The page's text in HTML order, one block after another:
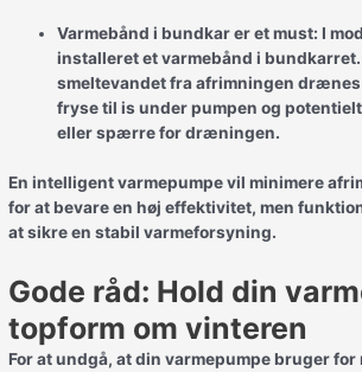
Varmebånd i bundkar er et must: I
installeret et varmebånd i
smeltevandet fra afrimningen
fryse til is under pumpen og
eller spærre for dræningen.
En intelligent varmepumpe vil minimere
for at bevare en høj effektivitet, men
at sikre en stabil varmeforsyning.
Gode råd: Hold din
topform om vinteren
For at undgå, at din varmepumpe bruger for